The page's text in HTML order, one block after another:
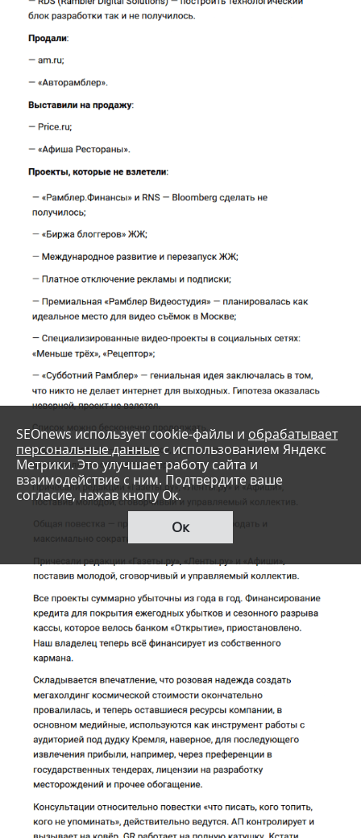
SEOnews использует cookie-файлы и обрабатывает
персональные данныес использованием Яндекс
Метрики. Это улучшает работу сайта и
взаимодействие с ним. Подтвердите ваше
согласие, нажав кнопу Ок.
Ок